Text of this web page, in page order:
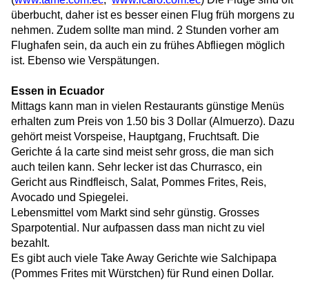
überbucht, daher ist es besser einen Flug früh morgens zu
nehmen. Zudem sollte man mind. 2 Stunden vorher am
Flughafen sein, da auch ein zu frühes Abfliegen möglich
ist. Ebenso wie Verspätungen.
Essen in Ecuador
Mittags kann man in vielen Restaurants günstige Menüs
erhalten zum Preis von 1.50 bis 3 Dollar (Almuerzo). Dazu
gehört meist Vorspeise, Hauptgang, Fruchtsaft. Die
Gerichte á la carte sind meist sehr gross, die man sich
auch teilen kann. Sehr lecker ist das Churrasco, ein
Gericht aus Rindfleisch, Salat, Pommes Frites, Reis,
Avocado und Spiegelei.
Lebensmittel vom Markt sind sehr günstig. Grosses
Sparpotential. Nur aufpassen dass man nicht zu viel
bezahlt.
Es gibt auch viele Take Away Gerichte wie Salchipapa
(Pommes Frites mit Würstchen) für Rund einen Dollar.